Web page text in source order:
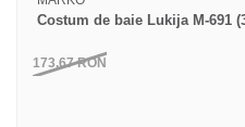
Costum de baie Lukija M-691
173,67RON